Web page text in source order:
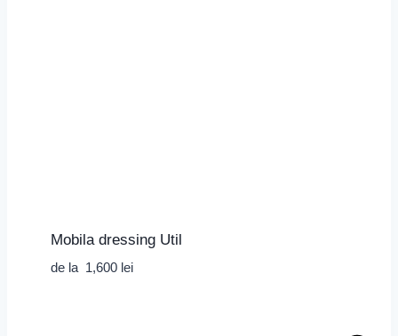
Mobila dressing Util
de la 1,600 lei